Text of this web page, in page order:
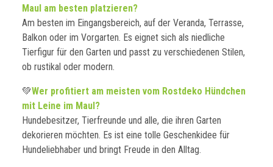
Maul am besten platzieren?
Am besten im Eingangsbereich, auf der Veranda, Terrasse,
Balkon oder im Vorgarten. Es eignet sich als niedliche
Tierfigur für den Garten und passt zu verschiedenen Stilen,
ob rustikal oder modern.
💚Wer profitiert am meisten vom Rostdeko Hündchen
mit Leine im Maul?
Hundebesitzer, Tierfreunde und alle, die ihren Garten
dekorieren möchten. Es ist eine tolle Geschenkidee für
Hundeliebhaber und bringt Freude in den Alltag.